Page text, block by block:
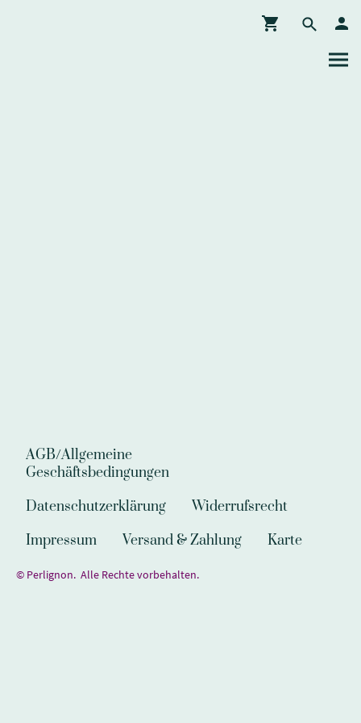
AGB/Allgemeine
Geschäftsbedingungen
Datenschutzerklärung
Widerrufsrecht
Impressum
Versand & Zahlung Karte
© Perlignon. Alle Rechte vorbehalten.